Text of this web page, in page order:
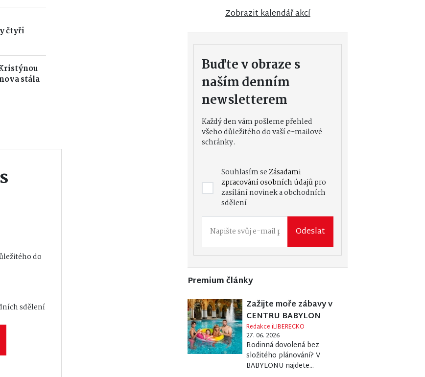
čtyři
stála
do
sdělení
Zobrazit kalendář akcí
Buďte v obraze s
naším denním
newsletterem
Každý den vám pošleme přehled
všeho důležitého do vaší e-mailové
schránky.
Souhlasím seZásadami
zpracování osobních údajůpro
zasílání novinek a obchodních
sdělení
Odeslat
Premium články
Zažijte moře zábavy v
CENTRU BABYLON
Redakce iLIBERECKO
27. 06. 2026
Rodinná dovolená bez
složitého plánování? V
BABYLONU najdete...